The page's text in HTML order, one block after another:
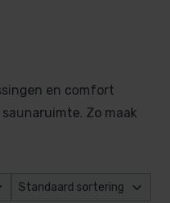
en comfort
Zo maak